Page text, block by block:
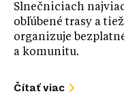
Slnečniciach
obľúbené trasy a
organizuje
a komunitu.
Čítať viac